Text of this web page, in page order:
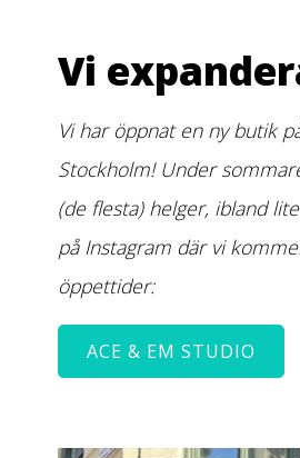
Vi
Vi har öppnat en ny butik
Stockholm! Under
(de flesta) helger, ibland
på Instagram där vi
öppettider:
ACE & EM STUDIO